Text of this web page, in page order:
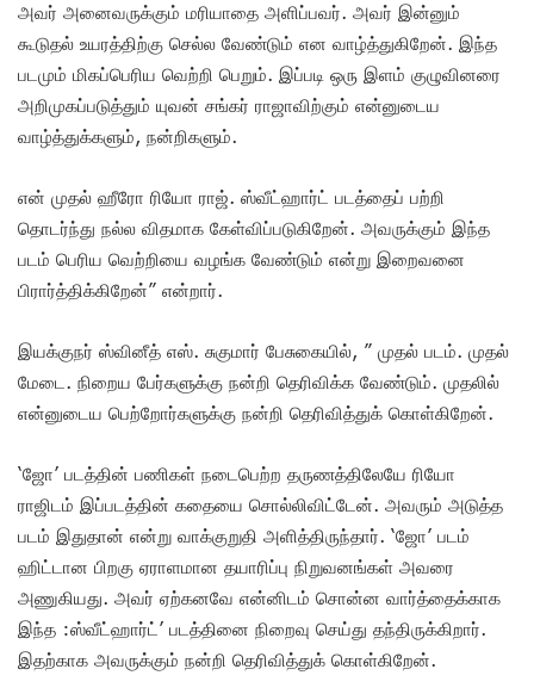
அவர் அனைவருக்கும் மரியாதை அளிப்பவர். அவர் இன்னும்
கூடுதல் உயரத்திற்கு செல்ல வேண்டும் என வாழ்த்துகிறேன். இந்த
படமும் மிகப்பெரிய வெற்றி பெறும். இப்படி ஒரு இளம் குழுவினரை
அறிமுகப்படுத்தும் யுவன் சங்கர் ராஜாவிற்கும் என்னுடைய
வாழ்த்துக்களும், நன்றிகளும்.
என் முதல் ஹீரோ ரியோ ராஜ். ஸ்வீட்ஹார்ட் படத்தைப் பற்றி
தொடர்ந்து நல்ல விதமாக கேள்விப்படுகிறேன். அவருக்கும் இந்த
படம் பெரிய வெற்றியை வழங்க வேண்டும் என்று இறைவனை
பிரார்த்திக்கிறேன்” என்றார்.
இயக்குநர் ஸ்வினீத் எஸ். சுகுமார் பேசுகையில், ” முதல் படம். முதல்
மேடை. நிறைய பேர்களுக்கு நன்றி தெரிவிக்க வேண்டும். முதலில்
என்னுடைய பெற்றோர்களுக்கு நன்றி தெரிவித்துக் கொள்கிறேன்.
‘ஜோ’ படத்தின் பணிகள் நடைபெற்ற தருணத்திலேயே ரியோ
ராஜிடம் இப்படத்தின் கதையை சொல்லிவிட்டேன். அவரும் அடுத்த
படம் இதுதான் என்று வாக்குறுதி அளித்திருந்தார். ‘ஜோ’ படம்
ஹிட்டான பிறகு ஏராளமான தயாரிப்பு நிறுவனங்கள் அவரை
அணுகியது. அவர் ஏற்கனவே என்னிடம் சொன்ன வார்த்தைக்காக
இந்த :ஸ்வீட்ஹார்ட்’ படத்தினை நிறைவு செய்து தந்திருக்கிறார்.
இதற்காக அவருக்கும் நன்றி தெரிவித்துக் கொள்கிறேன்.